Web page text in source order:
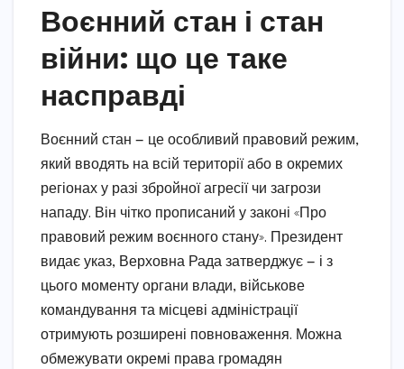
Воєнний стан і стан
війни: що це таке
насправді
Воєнний стан — це особливий правовий режим,
який вводять на всій території або в окремих
регіонах у разі збройної агресії чи загрози
нападу. Він чітко прописаний у законі «Про
правовий режим воєнного стану». Президент
видає указ, Верховна Рада затверджує — і з
цього моменту органи влади, військове
командування та місцеві адміністрації
отримують розширені повноваження. Можна
обмежувати окремі права громадян